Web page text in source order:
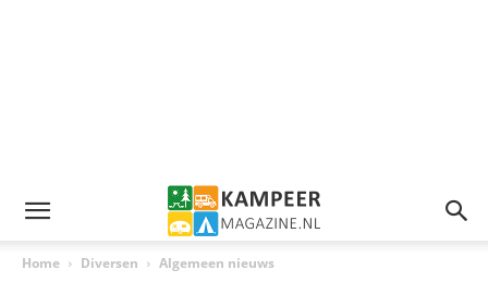
Home Diversen Algemeen nieuws